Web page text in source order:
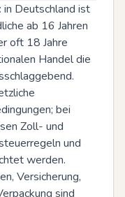
in Deutschland ist
ab 16 Jahren
oft 18 Jahre
Handel die
bei
Zoll- und
und
werden.
Versicherung,
sind